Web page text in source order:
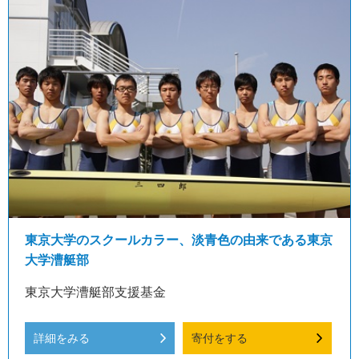
東京大学のスクールカラー、淡青色の由来である東京
大学漕艇部
東京大学漕艇部支援基金
詳細をみる 寄付をする